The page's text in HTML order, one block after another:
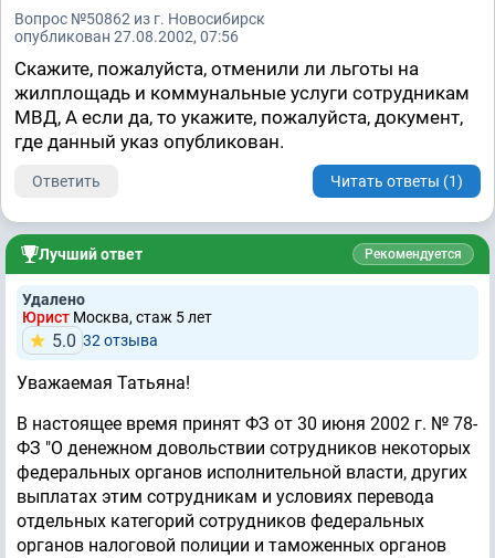
Вопрос №50862 из г. Новосибирск
опубликован 27.08.2002, 07:56
Скажите, пожалуйста, отменили ли льготы на
жилплощадь и коммунальные услуги сотрудникам
МВД, А если да, то укажите, пожалуйста, документ,
где данный указ опубликован.
Ответить Читать ответы (1)
Лучший ответ Рекомендуется
Удалено
Юрист Москва, стаж 5 лет
5.0 32 отзывa
Уважаемая Татьяна!
В настоящее время принят ФЗ от 30 июня 2002 г. № 78-
ФЗ "О денежном довольствии сотрудников некоторых
федеральных органов исполнительной власти, других
выплатах этим сотрудникам и условиях перевода
отдельных категорий сотрудников федеральных
органов налоговой полиции и таможенных органов